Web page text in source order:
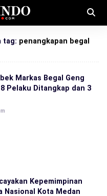
tag: penangkapan begal
Markas Begal Geng
Pelaku Ditangkap dan 3
Kepemimpinan
Nasional Kota Medan